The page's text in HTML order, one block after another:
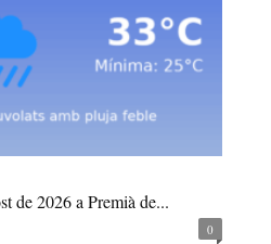
de 2026 a Premià de...
0